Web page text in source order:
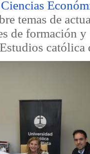
temas de
de formación
católica